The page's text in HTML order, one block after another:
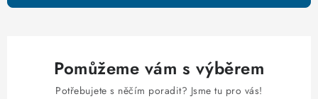
i
Pomůžeme vám s výběrem
Potřebujete s něčím poradit? Jsme tu pro vás!